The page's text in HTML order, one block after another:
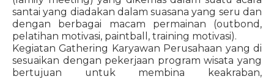
santai yang diadakan dalam suasana yang seru dan
dengan berbagai macam permainan (outbond,
pelatihan motivasi, paintball, training motivasi).
Kegiatan Gathering Karyawan Perusahaan yang di
sesuaikan dengan pekerjaan program wisata yang
bertujuan untuk membina keakraban,